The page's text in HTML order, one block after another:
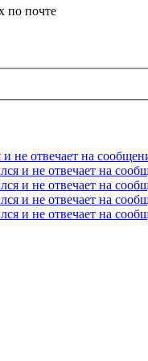
по почте
не отвечает на
и не отвечает на
и не отвечает на
и не отвечает на
и не отвечает на